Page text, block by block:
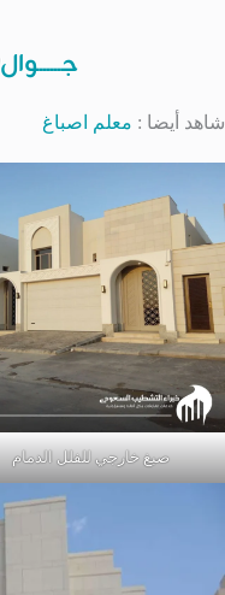
جــــــوال
شاهد أيضا : معلم اصباغ
صبغ خارجي للفلل الدمام